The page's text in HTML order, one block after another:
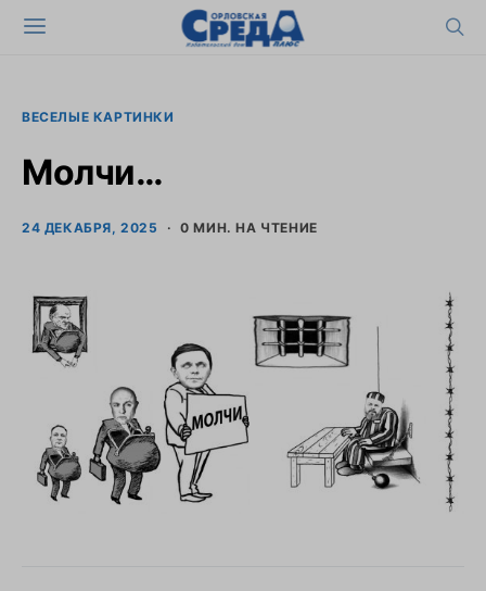
ВЕСЕЛЫЕ КАРТИНКИ
Молчи…
24 ДЕКАБРЯ, 2025 0 МИН. НА ЧТЕНИЕ